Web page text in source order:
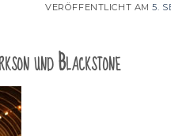
VERÖFFENTLICHT AM5.
und Blackstone